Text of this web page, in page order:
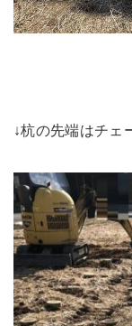
↓杭の先端はチェ